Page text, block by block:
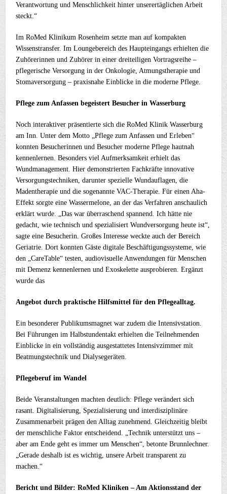
Verantwortung und Menschlichkeit hinter unserertäglichen Arbeit
steckt.“
Im RoMed Klinikum Rosenheim setzte man auf kompakten
Wissenstransfer. Im Loungebereich des Haupteingangs erhielten die
Zuhörerinnen und Zuhörer in einer dreiteiligen Vortragsreihe –
pflegerische Versorgung in der Onkologie, Atmungstherapie und
Stomaversorgung – praxisnahe Einblicke in die moderne Pflege.
Pflege zum Anfassen begeistert Besucher in Wasserburg
Noch interaktiver präsentierte sich die RoMed Klinik Wasserburg
am Inn. Unter dem Motto „Pflege zum Anfassen und Erleben“
konnten Besucherinnen und Besucher moderne Pflege hautnah
kennenlernen. Besonders viel Aufmerksamkeit erhielt das
Wundmanagement. Hier demonstrierten Fachkräfte innovative
Versorgungstechniken, darunter spezielle Wundauflagen, die
Madentherapie und die sogenannte VAC-Therapie. Für einen Aha-
Effekt sorgte eine Wassermelone, an der das Verfahren anschaulich
erklärt wurde. „Das war überraschend spannend. Ich hätte nie
gedacht, wie technisch und spezialisiert Wundversorgung heute ist“,
sagte eine Besucherin. Großes Interesse weckte auch der Bereich
Geriatrie. Dort konnten Gäste digitale Beschäftigungssysteme, wie
den „CareTable“ testen, audiovisuelle Anwendungen für Menschen
mit Demenz kennenlernen und Exoskelette ausprobieren. Ergänzt
wurde das
Angebot durch praktische Hilfsmittel für den Pflegealltag.
Ein besonderer Publikumsmagnet war zudem die Intensivstation.
Bei Führungen im Halbstundentakt erhielten die Teilnehmenden
Einblicke in ein vollständig ausgestattetes Intensivzimmer mit
Beatmungstechnik und Dialysegeräten.
Pflegeberuf im Wandel
Beide Veranstaltungen machten deutlich: Pflege verändert sich
rasant. Digitalisierung, Spezialisierung und interdisziplinäre
Zusammenarbeit prägen den Alltag zunehmend. Gleichzeitig bleibt
der menschliche Faktor entscheidend. „Technik unterstützt uns –
aber am Ende geht es immer um Menschen“, betonte Brunnlechner.
„Gerade deshalb ist es wichtig, unsere Arbeit transparent zu
machen.“
Bericht und Bilder: RoMed Kliniken – Am Aktionsstand der